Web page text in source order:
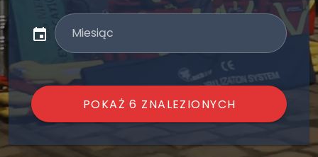
Miesiąc
POKAŻ 6 ZNALEZIONYCH